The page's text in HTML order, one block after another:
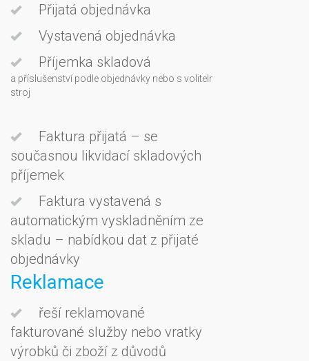
Přijatá objednávka
Vystavená objednávka
Příjemka skladová
a příslušenství podle objednávky nebo s volitelným sumováním
stroj
Faktura přijatá – se
současnou likvidací skladových
příjemek
Faktura vystavená s
automatickým vyskladněním ze
skladu – nabídkou dat z přijaté
objednávky
Reklamace
řeší reklamované
fakturované služby nebo vratky
výrobků či zboží z důvodů